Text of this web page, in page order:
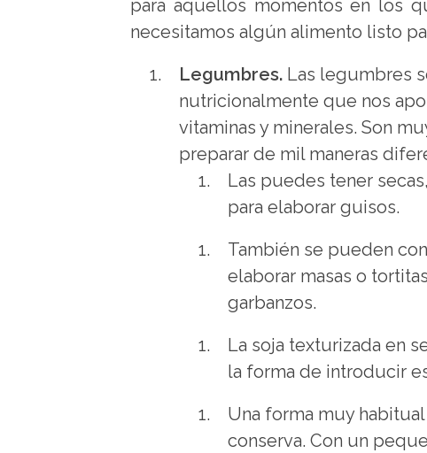
para aquellos momentos en los
necesitamos algún alimento listo
Legumbres. Las legumbres
nutricionalmente que nos
vitaminas y minerales. Son
preparar de mil maneras
Las puedes tener
para elaborar guisos.
También se pueden
elaborar masas o
garbanzos.
La soja texturizada en
la forma de introducir
Una forma muy
conserva. Con un